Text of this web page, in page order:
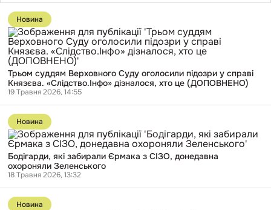
Перейти
до
публікації
Трьом
суддям
Верховного
Суду
оголосили
підозри
справі
Князєва.
«Слідство.Інфо»
дізналося,
хто
це
(ДОПОВНЕНО)
Новина
Трьом суддям Верховного Суду оголосили підозри у справі
Князєва. «Слідство.Інфо» дізналося, хто це (ДОПОВНЕНО)
19 Травня 2026, 14:55
Перейти
до
публікації
Бодігарди,
які
забирали
Єрмака
СІЗО,
донедавна
охороняли
Новина
Бодігарди, які забирали Єрмака з СІЗО, донедавна
охороняли Зеленського
18 Травня 2026, 13:32
Перейти
до Новина